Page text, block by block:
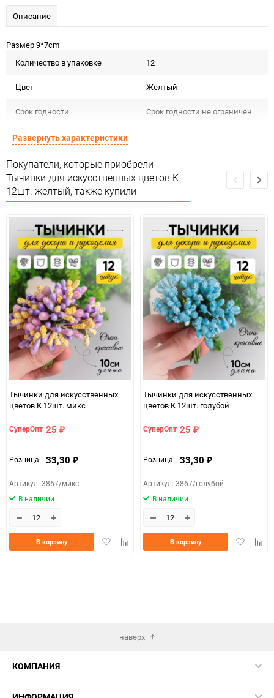
Описание
Размер 9*7cm
Количество в упаковке
12
Цвет Желтый
Срок годности Срок годности не ограничен
Страна изготовителя
Предназначение товара Для декора и флористики
Сертификация Не подлежит сертификации
Минимальное количество 12
Количество в коробке 1 200
Единица измерения набор
Развернуть характеристики
Покупатели, которые приобрели
Тычинки для искусственных цветов К
12шт. желтый, также купили
Тычинки для искусственных
цветов К 12шт. микс
СуперОпт 25 ₽
Розница 33,30 ₽
Артикул: 3867/микс
В наличии
ДобавитьДобавить
В корзину
Тычинки для искусственных
цветов К 12шт. голубой
СуперОпт 25 ₽
Розница 33,30 ₽
Артикул: 3867/голубой
В наличии
Добавить
В корзину
наверх
КОМПАНИЯ